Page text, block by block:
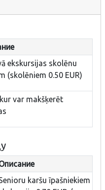
ekskursijas skolēnu
(skolēniem 0.50 EUR)
var makšķerēt
karšu īpašniekiem